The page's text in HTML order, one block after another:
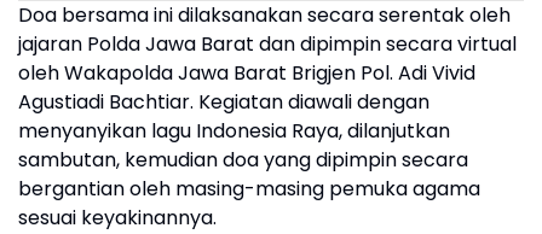
Doa bersama ini dilaksanakan secara serentak oleh
jajaran Polda Jawa Barat dan dipimpin secara virtual
oleh Wakapolda Jawa Barat Brigjen Pol. Adi Vivid
Agustiadi Bachtiar. Kegiatan diawali dengan
menyanyikan lagu Indonesia Raya, dilanjutkan
sambutan, kemudian doa yang dipimpin secara
bergantian oleh masing-masing pemuka agama
sesuai keyakinannya.